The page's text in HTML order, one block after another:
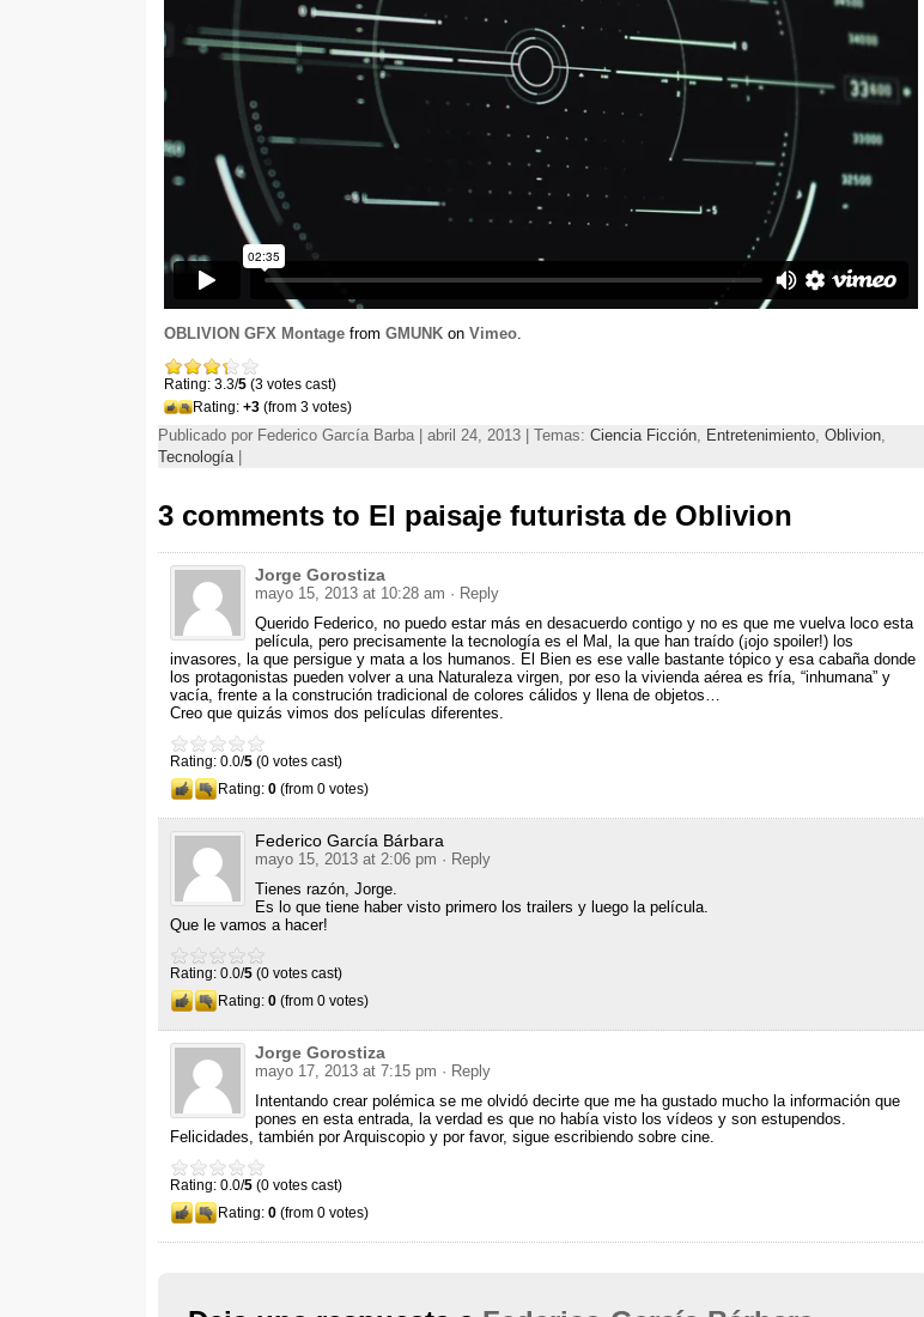
OBLIVION GFX Montage from GMUNK on Vimeo
Rating: 3.3/5 (3 votes cast)
Rating: +3 (from 3 votes)
Publicado por Federico García Barba | abril 24, 2013 | Temas: Ciencia Ficción, Entretenimiento, Oblivion,
Tecnología|
3 comments to El paisaje futurista de Oblivion
Jorge Gorostiza
mayo 15, 2013 at 10:28 am · Reply
Querido Federico, no puedo estar más en desacuerdo contigo y no es que me vuelva loco esta
película, pero precisamente la tecnología es el Mal, la que han traído (¡ojo spoiler!) los
invasores, la que persigue y mata a los humanos. El Bien es ese valle bastante tópico y esa cabaña donde
los protagonistas pueden volver a una Naturaleza virgen, por eso la vivienda aérea es fría, “inhumana” y
vacía, frente a la construción tradicional de colores cálidos y llena de objetos…
Creo que quizás vimos dos películas diferentes.
Rating: 0.0/5 (0 votes cast)
Rating: 0 (from 0 votes)
Federico García Bárbara
mayo 15, 2013 at 2:06 pm · Reply
Tienes razón, Jorge.
Es lo que tiene haber visto primero los trailers y luego la película.
Que le vamos a hacer!
Rating: 0.0/5 (0 votes cast)
Rating: 0 (from 0 votes)
Jorge Gorostiza
mayo 17, 2013 at 7:15 pm · Reply
Intentando crear polémica se me olvidó decirte que me ha gustado mucho la información que
pones en esta entrada, la verdad es que no había visto los vídeos y son estupendos.
Felicidades, también por Arquiscopio y por favor, sigue escribiendo sobre cine.
Rating: 0.0/5 (0 votes cast)
Rating: 0 (from 0 votes)